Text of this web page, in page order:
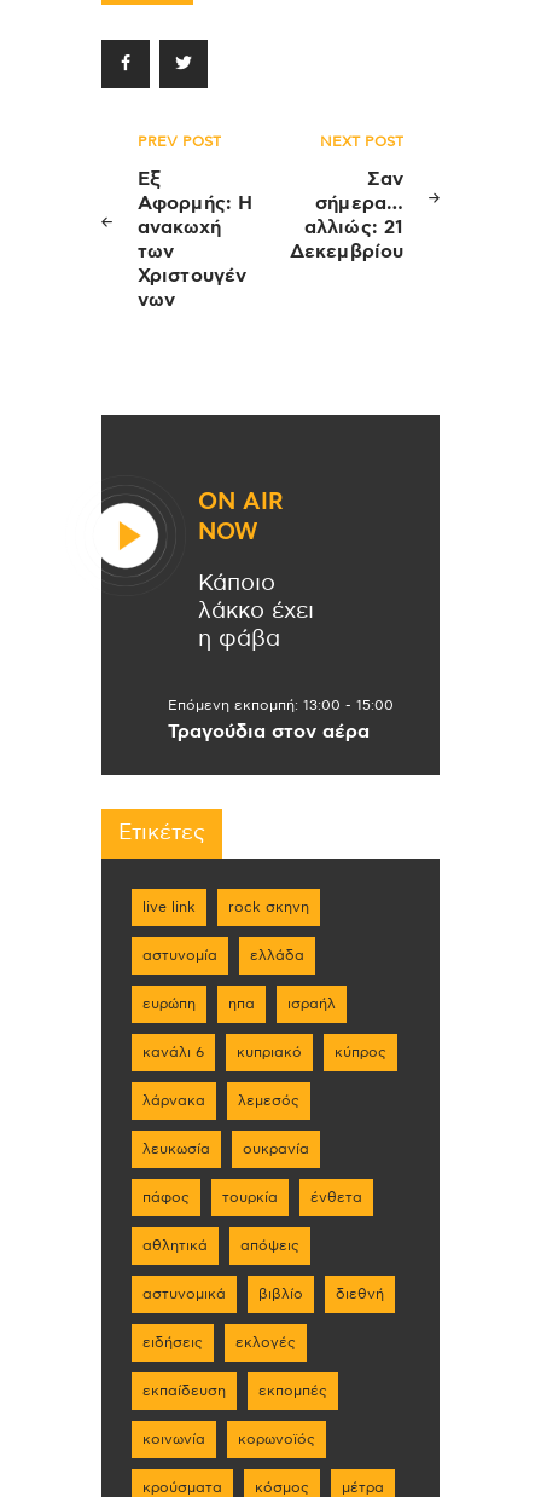
Πλοήγηση
άρθρων
PREV POST
Εξ
Αφορμής: Η
ανακωχή
των
Χριστουγέν
νων
NEXT POST
Σαν
σήμερα…
αλλιώς: 21
Δεκεμβρίου
ON AIR
NOW
Κάποιο
λάκκο έχει
η φάβα
Επόμενη εκπομπή: 13:00 - 15:00
Τραγούδια στον αέρα
Ετικέτες
live link rock σκηνη
αστυνομία ελλάδα
ευρώπη ηπα ισραήλ
κανάλι 6 κυπριακό κύπρος
λάρνακα λεμεσός
λευκωσία ουκρανία
πάφος τουρκία ένθετα
αθλητικά απόψεις
αστυνομικά βιβλίο διεθνή
ειδήσεις εκλογές
εκπαίδευση εκπομπές
κοινωνία κορωνοϊός
κρούσματα κόσμος μέτρα